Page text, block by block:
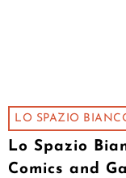
LO SPAZIO
Lo Spazio
Comics and